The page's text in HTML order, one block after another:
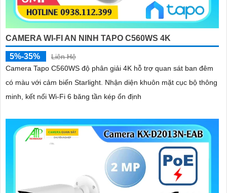
CAMERA WI-FI AN NINH TAPO C560WS 4K
5%-35%
Liên Hệ
Camera Tapo C560WS độ phân giải 4K hỗ trợ quan sát ban đêm
có màu với cảm biến Starlight. Nhận diện khuôn mặt cục bộ thông
minh, kết nối Wi-Fi 6 băng tần kép ổn định